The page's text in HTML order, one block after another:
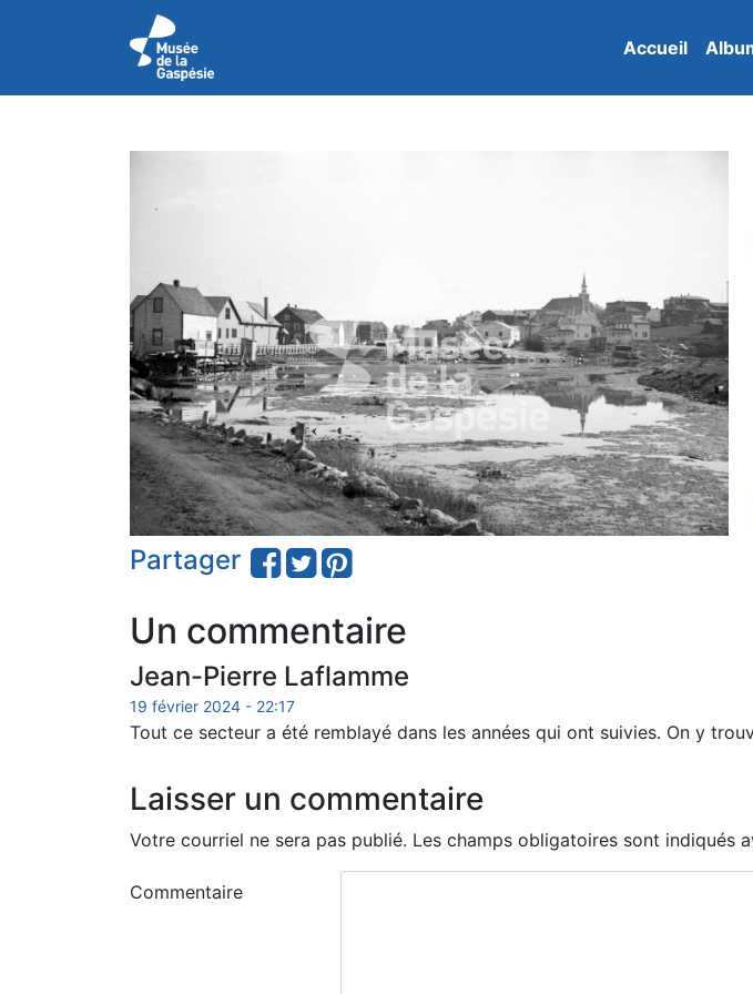
Accueil
Partager
Un commentaire
Jean-Pierre Laflamme
19 février 2024 - 22:17
Tout ce secteur a été remblayé dans les années qui ont suivies. On y
Laisser un commentaire
Votre courriel ne sera pas publié. Les champs obligatoires sont indiqués
Commentaire